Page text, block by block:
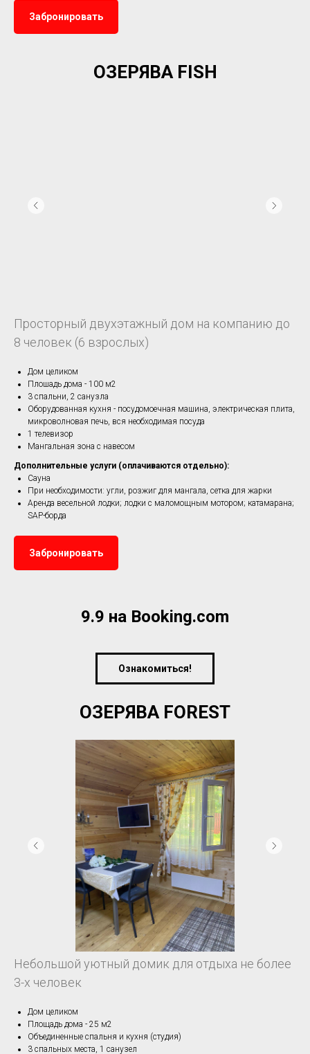
Забронировать
ОЗЕРЯВА FISH
Просторный двухэтажный дом на компанию до
8 человек (6 взрослых)
Дом целиком
Плошадь дома - 100 м2
3 спальни, 2 санузла
Оборудованная кухня - посудомоечная машина, электрическая плита,
микроволновая печь, вся необходимая посуда
1 телевизор
Мангальная зона с навесом
Дополнительные услуги (оплачиваются отдельно):
Сауна
При необходимости: угли, розжиг для мангала, сетка для жарки
Аренда весельной лодки; лодки с маломощным мотором; катамарана;
SAP-борда
Забронировать
9.9 на Booking.com
Ознакомиться!
ОЗЕРЯВА FOREST
Небольшой уютный домик для отдыха не более
3-х человек
Дом целиком
Площадь дома - 25 м2
Объединенные спальня и кухня (студия)
3 спальных места, 1 санузел